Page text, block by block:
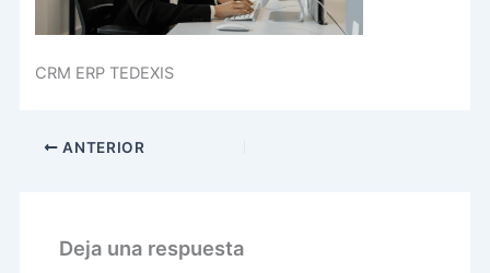
CRM ERP TEDEXIS
ANTERIOR
Deja una respuesta